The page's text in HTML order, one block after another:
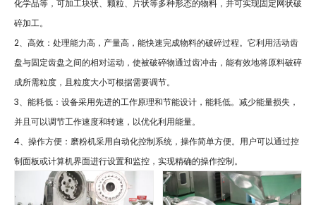
化学品等，可加工块状、颗粒、片状等多种形态的物料，并可实现固定网状破
碎加工。
2、高效：处理能力高，产量高，能快速完成物料的破碎过程。它利用活动齿
盘与固定齿盘之间的相对运动，使被破碎物通过齿冲击，能有效地将原料破碎
成所需粒度，且粒度大小可根据需要调节。
3、能耗低：设备采用先进的工作原理和节能设计，能耗低。减少能量损失，
并且可以调节工作速度和转速，以优化利用能量。
4、操作方便：磨粉机采用自动化控制系统，操作简单方便。用户可以通过控
制面板或计算机界面进行设置和监控，实现精确的操作控制。